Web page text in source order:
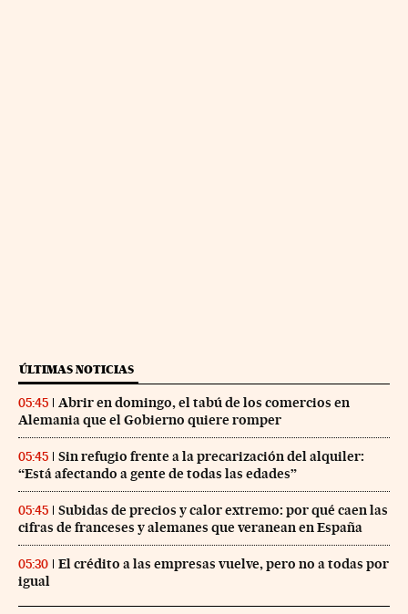
ÚLTIMAS NOTICIAS
05:45
Abrir en domingo, el tabú de los comercios en
Alemania que el Gobierno quiere romper
05:45
Sin refugio frente a la precarización del alquiler:
“Está afectando a gente de todas las edades”
05:45
Subidas de precios y calor extremo: por qué caen las
cifras de franceses y alemanes que veranean en España
05:30
El crédito a las empresas vuelve, pero no a todas por
igual